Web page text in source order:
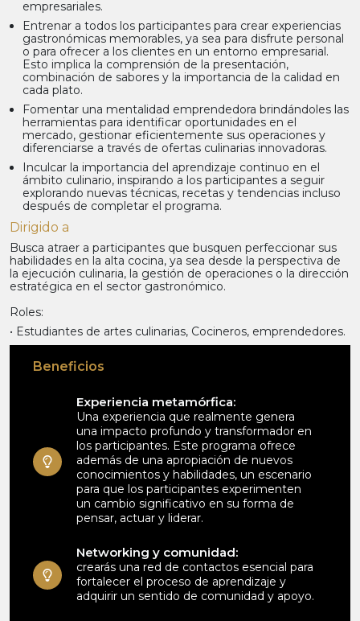
empresariales.
Entrenar a todos los participantes para crear experiencias
gastronómicas memorables, ya sea para disfrute personal
o para ofrecer a los clientes en un entorno empresarial.
Esto implica la comprensión de la presentación,
combinación de sabores y la importancia de la calidad en
cada plato.
Fomentar una mentalidad emprendedora brindándoles las
herramientas para identificar oportunidades en el
mercado, gestionar eficientemente sus operaciones y
diferenciarse a través de ofertas culinarias innovadoras.
Inculcar la importancia del aprendizaje continuo en el
ámbito culinario, inspirando a los participantes a seguir
explorando nuevas técnicas, recetas y tendencias incluso
después de completar el programa.
Dirigido a
Busca atraer a participantes que busquen perfeccionar sus
habilidades en la alta cocina, ya sea desde la perspectiva de
la ejecución culinaria, la gestión de operaciones o la dirección
estratégica en el sector gastronómico.
Roles:
• Estudiantes de artes culinarias, Cocineros, emprendedores.
Beneficios
Experiencia metamórfica:
Una experiencia que realmente genera
una impacto profundo y transformador en
los participantes. Este programa ofrece
además de una apropiación de nuevos
conocimientos y habilidades, un escenario
para que los participantes experimenten
un cambio significativo en su forma de
pensar, actuar y liderar.
Networking y comunidad:
crearás una red de contactos esencial para
fortalecer el proceso de aprendizaje y
adquirir un sentido de comunidad y apoyo.